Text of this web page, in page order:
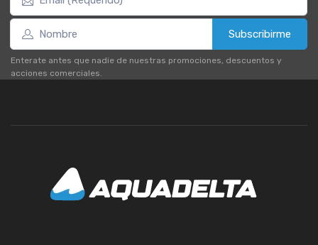
Subscribirme
Enterate antes que nadie de nuestras promociones, descuentos y
acciones comerciales.